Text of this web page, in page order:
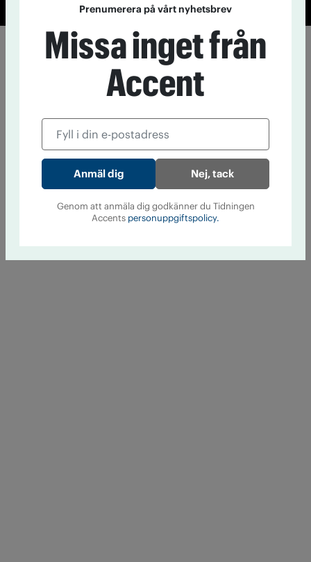
Prenumerera på vårt nyhetsbrev
Missa inget från
Accent
Nej, tack
Genom att anmäla dig godkänner du Tidningen
Accents personuppgiftspolicy.